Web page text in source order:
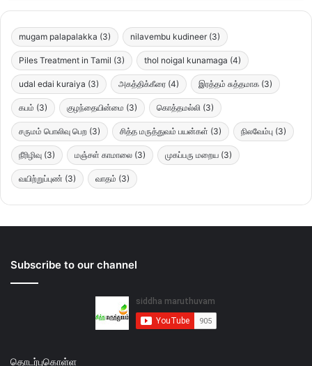
mugam palapalakka (3) nilavembu kudineer (3)
Piles Treatment in Tamil (3) thol noigal kunamaga (4)
udal edai kuraiya (3) அகத்திக்கீரை (4) இரத்தம் சுத்தமாக (3)
கபம் (3) குழந்தையின்மை (3) கொத்தமல்லி (3)
சருமம் பொலிவு பெற (3) சித்த மருத்துவம் பயன்கள் (3) நிலவேம்பு (3)
நீரிழிவு (3) மஞ்சள் காமாலை (3) முகப்பரு மறைய (3)
வயிற்றுப்புண் (3) வாதம் (3)
Subscribe to our channel
தொடர்புகொள்ள